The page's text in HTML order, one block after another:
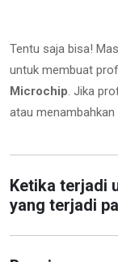
Tentu saja bisa!
untuk membuat
Microchip. Jika
atau
Ketika terjadi
yang terjadi